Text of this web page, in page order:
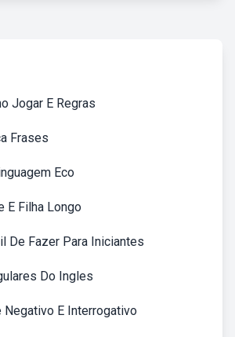
Jogar E Regras
Frases
Eco
E Filha Longo
De Fazer Para Iniciantes
Do Ingles
Negativo E Interrogativo